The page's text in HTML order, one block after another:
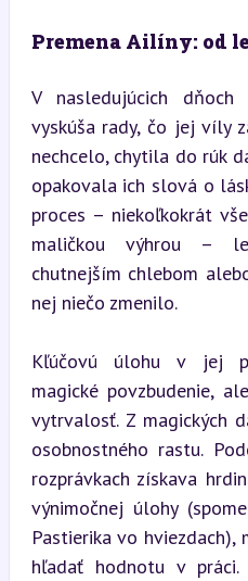
Premena Ailíny: od
V nasledujúcich
vyskúša rady, čo jej víly
nechcelo, chytila do rúk
opakovala ich slová o
proces – niekoľkokrát
maličkou výhrou –
chutnejším chlebom
nej niečo zmenilo.
Kľúčovú úlohu v jej
magické povzbudenie,
vytrvalosť. Z magických
osobnostného rastu.
rozprávkach získava
výnimočnej úlohy
Pastierika vo
hľadať hodnotu v